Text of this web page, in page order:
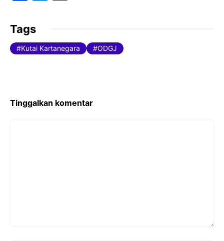
c
e
b
k
er l
Tags
Kutai Kartanegara ODGJ
Tinggalkan komentar